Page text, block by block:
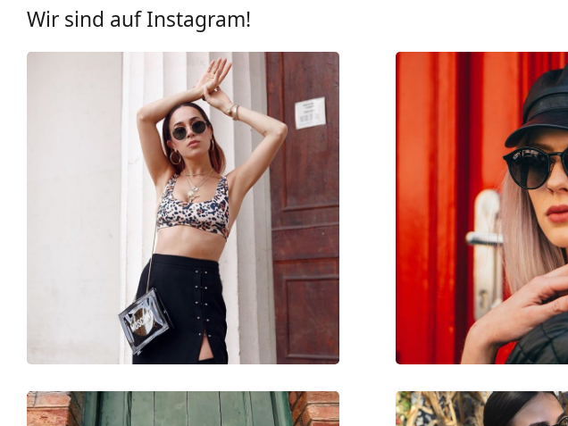
Brillenfassungen
schwarz
Material der Fassung:
Metall
M
135 mm
145 mm
22 mm
115 g
Verstellbare Nasenpads:
Ja
Federscharnier:
Nein
Reinigungstuch:
Ja
Wir sind auf Instagram!